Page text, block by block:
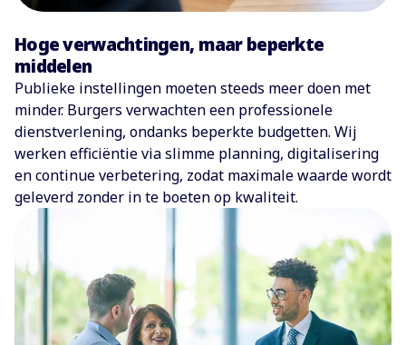
Hoge verwachtingen, maar beperkte
middelen
Publieke instellingen moeten steeds meer doen met
minder. Burgers verwachten een professionele
dienstverlening, ondanks beperkte budgetten. Wij
werken efficiëntie via slimme planning, digitalisering
en continue verbetering, zodat maximale waarde wordt
geleverd zonder in te boeten op kwaliteit.